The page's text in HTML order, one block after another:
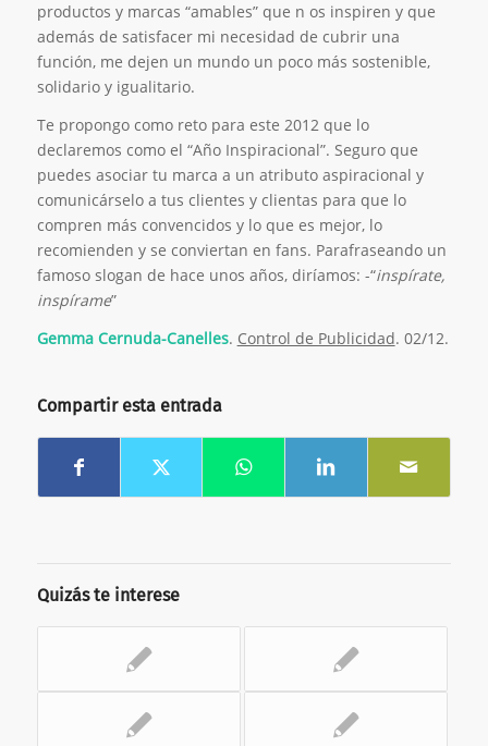
productos y marcas “amables” que n os inspiren y que
además de satisfacer mi necesidad de cubrir una
función, me dejen un mundo un poco más sostenible,
solidario y igualitario.
Te propongo como reto para este 2012 que lo
declaremos como el “Año Inspiracional”. Seguro que
puedes asociar tu marca a un atributo aspiracional y
comunicárselo a tus clientes y clientas para que lo
compren más convencidos y lo que es mejor, lo
recomienden y se conviertan en fans. Parafraseando un
famoso slogan de hace unos años, diríamos: -“inspírate,
inspírame”
Gemma Cernuda-Canelles. Control de Publicidad. 02/12.
Compartir esta entrada
Quizás te interese